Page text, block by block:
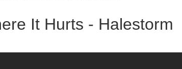
It Hurts - Halestorm